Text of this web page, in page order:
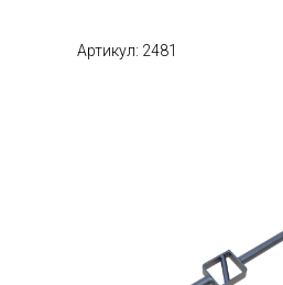
Артикул: 2481